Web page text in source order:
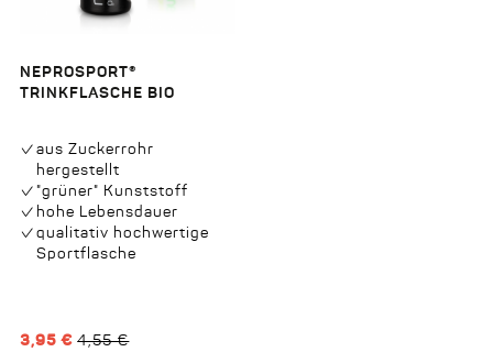
NEPROSPORT®
TRINKFLASCHE BIO
aus Zuckerrohr
hergestellt
"grüner" Kunststoff
hohe Lebensdauer
qualitativ hochwertige
Sportflasche
3,95 € 4,55 €